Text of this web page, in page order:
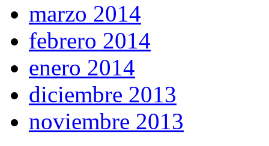
marzo 2014
febrero 2014
enero 2014
diciembre 2013
noviembre 2013